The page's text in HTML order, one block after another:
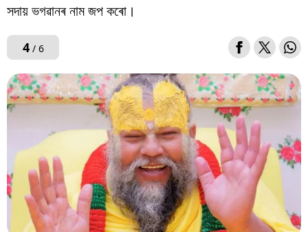
সদায় ভগৱানৰ নাম জপ কৰো।
4/ 6